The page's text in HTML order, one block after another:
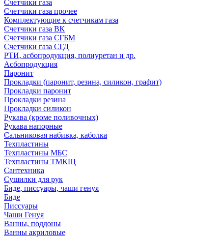
Счетчики газа
Счетчики газа прочее
Комплектующие к счетчикам газа
Счетчики газа ВК
Счетчики газа СГБМ
Счетчики газа СГД
РТИ, асбопродукция, полиуретан и др.
Асбопродукция
Паронит
Прокладки (паронит, резина, силикон, графит)
Прокладки паронит
Прокладки резина
Прокладки силикон
Рукава (кроме поливочных)
Рукава напорные
Сальниковая набивка, каболка
Техпластины
Техпластины МБС
Техпластины ТМКЩ
Сантехника
Сушилки для рук
Биде, писсуары, чаши генуя
Биде
Писсуары
Чаши Генуя
Ванны, поддоны
Ванны акриловые